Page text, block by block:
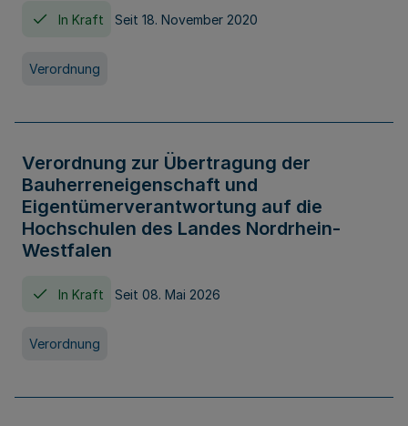
In Kraft Seit 18. November 2020
Verordnung
Verordnung zur Übertragung der
Bauherreneigenschaft und
Eigentümerverantwortung auf die
Hochschulen des Landes Nordrhein-
Westfalen
In Kraft Seit 08. Mai 2026
Verordnung